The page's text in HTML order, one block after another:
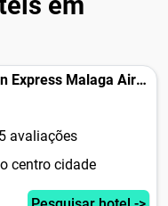
Holiday Inn Express Malaga Airport, an IHG Hotel
avaliações
centro cidade